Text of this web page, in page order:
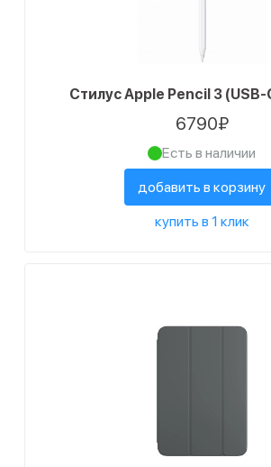
Стилус Apple Pencil 3
6790₽
Есть в наличии
добавить в корзину
купить в 1 клик